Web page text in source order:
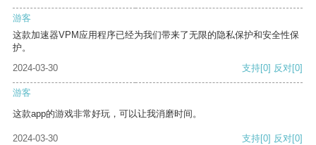
游客
这款加速器VPM应用程序已经为我们带来了无限的隐私保护和安全性保
护。
2024-03-30
支持[0] 反对[0]
游客
这款app的游戏非常好玩，可以让我消磨时间。
2024-03-30 支持[0] 反对[0]